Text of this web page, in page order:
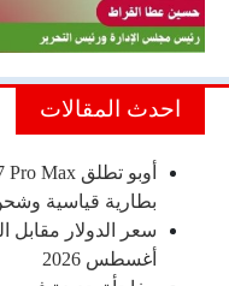
احدث المقالات
بطارية قياسية وشحن
أغسطس 2026